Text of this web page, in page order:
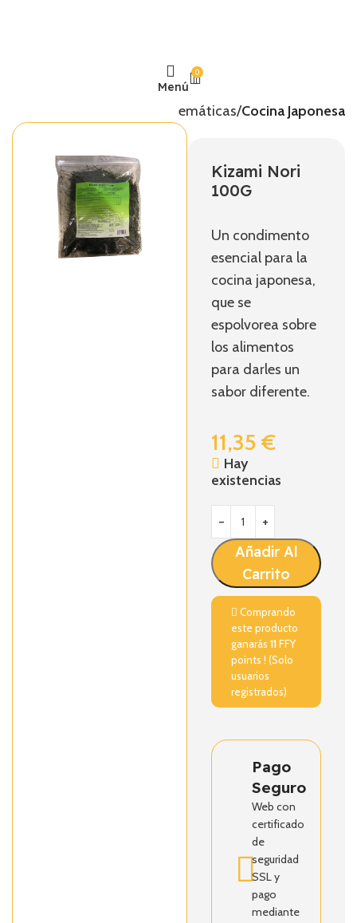
Menú
0
Temáticas Cocina Japonesa
Kizami Nori
100G
Un condimento
esencial para la
cocina japonesa,
que se
espolvorea sobre
los alimentos
para darles un
sabor diferente.
11,35€
Hay
existencias
Añadir Al
Carrito
Comprando
este producto
ganarás11FFY
points ! (Solo
usuarios
registrados)
Pago
Seguro
Web con
certificado
de
seguridad
SSL y
pago
mediante